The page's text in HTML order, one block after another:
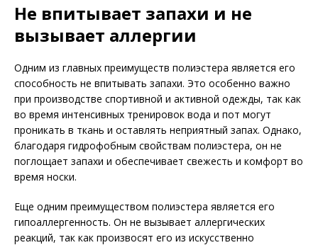
Не впитывает запахи и не
вызывает аллергии
Одним из главных преимуществ полиэстера является его
способность не впитывать запахи. Это особенно важно
при производстве спортивной и активной одежды, так как
во время интенсивных тренировок вода и пот могут
проникать в ткань и оставлять неприятный запах. Однако,
благодаря гидрофобным свойствам полиэстера, он не
поглощает запахи и обеспечивает свежесть и комфорт во
время носки.
Еще одним преимуществом полиэстера является его
гипоаллергенность. Он не вызывает аллергических
реакций, так как произвосят его из искусственно